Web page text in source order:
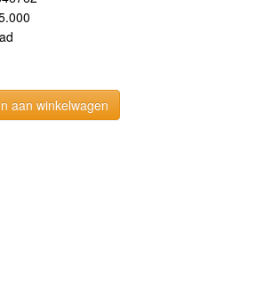
aan winkelwagen